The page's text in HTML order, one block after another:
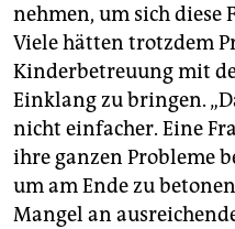
nehmen, um sich diese
Viele hätten trotzdem
Kinderbetreuung mit
Einklang zu bringen.
nicht einfacher. Eine
ihre ganzen Probleme
um am Ende zu
Mangel an